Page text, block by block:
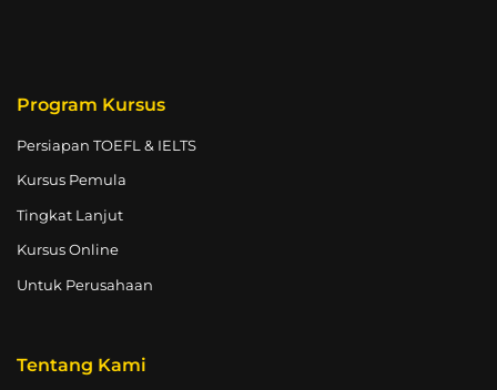
Program Kursus
Persiapan TOEFL & IELTS
Kursus Pemula
Tingkat Lanjut
Kursus Online
Untuk Perusahaan
Tentang Kami